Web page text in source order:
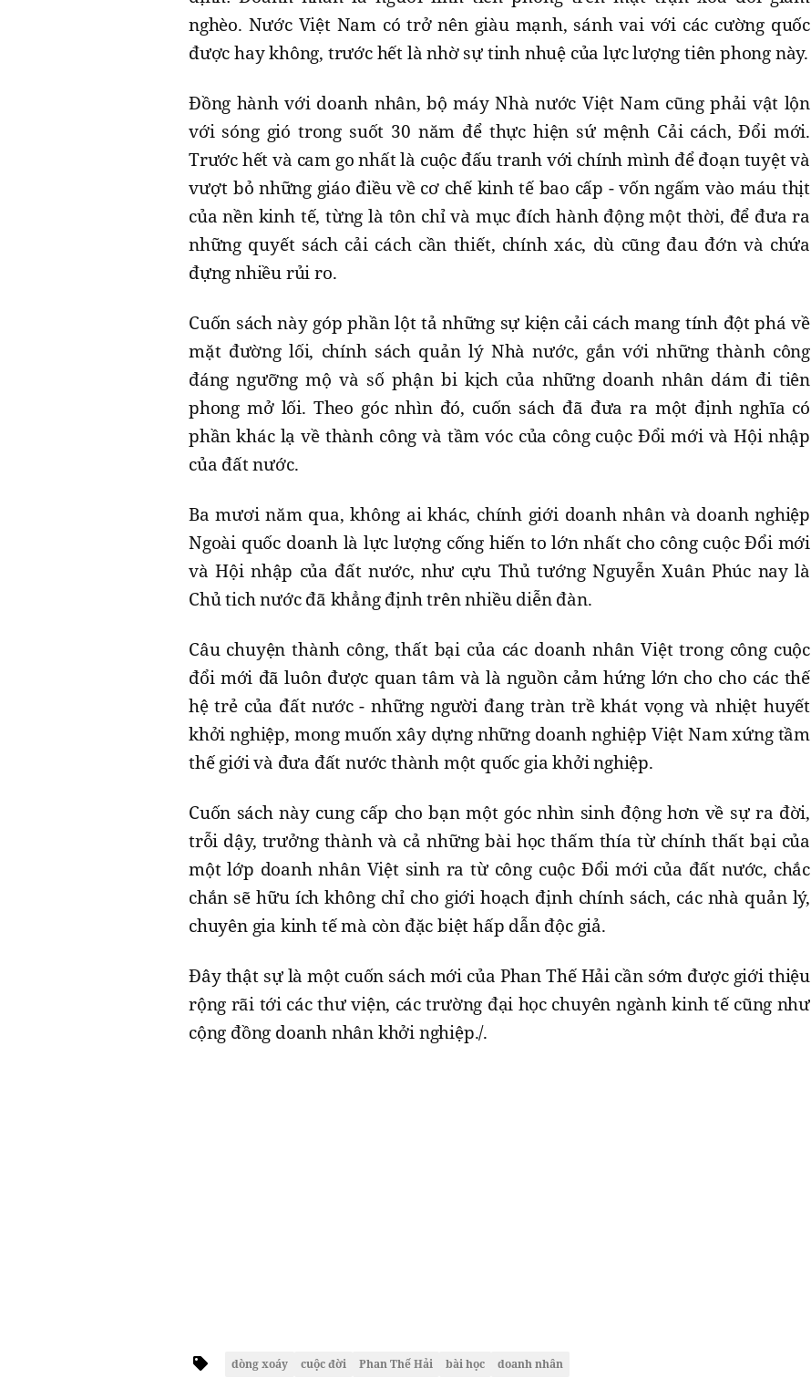
nghèo. Nước Việt Nam có trở nên giàu mạnh, sánh vai với các cường quốc
được hay không, trước hết là nhờ sự tinh nhuệ của lực lượng tiên phong này.
Đồng hành với doanh nhân, bộ máy Nhà nước Việt Nam cũng phải vật lộn
với sóng gió trong suốt 30 năm để thực hiện sứ mệnh Cải cách, Đổi mới.
Trước hết và cam go nhất là cuộc đấu tranh với chính mình để đoạn tuyệt và
vượt bỏ những giáo điều về cơ chế kinh tế bao cấp - vốn ngấm vào máu thịt
của nền kinh tế, từng là tôn chỉ và mục đích hành động một thời, để đưa ra
những quyết sách cải cách cần thiết, chính xác, dù cũng đau đớn và chứa
đựng nhiều rủi ro.
Cuốn sách này góp phần lột tả những sự kiện cải cách mang tính đột phá về
mặt đường lối, chính sách quản lý Nhà nước, gắn với những thành công
đáng ngưỡng mộ và số phận bi kịch của những doanh nhân dám đi tiên
phong mở lối. Theo góc nhìn đó, cuốn sách đã đưa ra một định nghĩa có
phần khác lạ về thành công và tầm vóc của công cuộc Đổi mới và Hội nhập
của đất nước.
Ba mươi năm qua, không ai khác, chính giới doanh nhân và doanh nghiệp
Ngoài quốc doanh là lực lượng cống hiến to lớn nhất cho công cuộc Đổi mới
và Hội nhập của đất nước, như cựu Thủ tướng Nguyễn Xuân Phúc nay là
Chủ tich nước đã khẳng định trên nhiều diễn đàn.
Câu chuyện thành công, thất bại của các doanh nhân Việt trong công cuộc
đổi mới đã luôn được quan tâm và là nguồn cảm hứng lớn cho cho các thế
hệ trẻ của đất nước - những người đang tràn trề khát vọng và nhiệt huyết
khởi nghiệp, mong muốn xây dựng những doanh nghiệp Việt Nam xứng tầm
thế giới và đưa đất nước thành một quốc gia khởi nghiệp.
Cuốn sách này cung cấp cho bạn một góc nhìn sinh động hơn về sự ra đời,
trỗi dậy, trưởng thành và cả những bài học thấm thía từ chính thất bại của
một lớp doanh nhân Việt sinh ra từ công cuộc Đổi mới của đất nước, chắc
chắn sẽ hữu ích không chỉ cho giới hoạch định chính sách, các nhà quản lý,
chuyên gia kinh tế mà còn đặc biệt hấp dẫn độc giả.
Đây thật sự là một cuốn sách mới của Phan Thế Hải cần sớm được giới thiệu
rộng rãi tới các thư viện, các trường đại học chuyên ngành kinh tế cũng như
cộng đồng doanh nhân khởi nghiệp./.
dòng xoáy cuộc đời Phan Thế Hải bài học doanh nhân